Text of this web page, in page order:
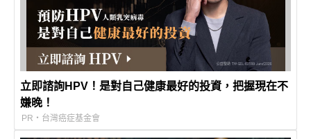
立即諮詢HPV！是對自己健康最好的投資，把握現在不
嫌晚！
PR・台灣癌症基金會